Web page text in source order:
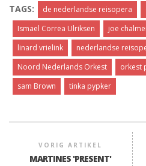
TAGS: de nederlandse reisopera
Ismael Correa Ulriksen
joe
linard vrielink
nederlandse
Noord Nederlands Orkest
orkest
sam Brown
tinka pypker
VORIG ARTIKEL
MARTINES 'PRESENT'